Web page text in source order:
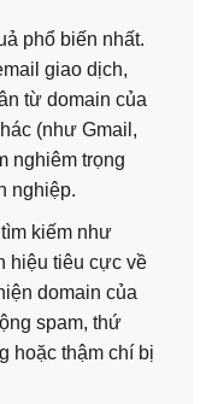
phổ biến nhất.
giao dịch,
từ domain của
(như Gmail,
nghiêm trọng
nghiệp.
kiếm như
hiệu tiêu cực về
domain của
spam, thứ
hoặc thậm chí bị